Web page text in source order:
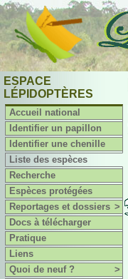
ESPACE
LÉPIDOPTÈRES
Accueil national
Identifier un papillon
Identifier une chenille
Liste des espèces
Recherche
Espèces protégées
Reportages et dossiers >
Docs à télécharger
Pratique
Liens
Quoi de neuf ?
>